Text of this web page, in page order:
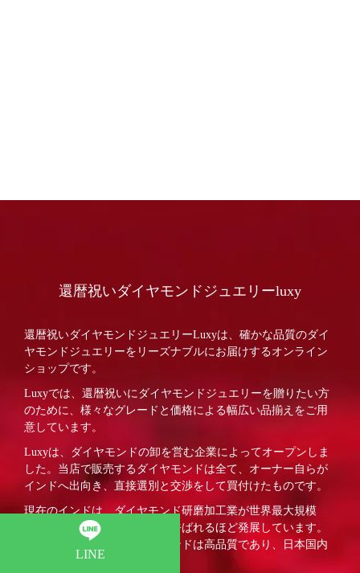
還暦祝いダイヤモンドジュエリーluxy
還暦祝いダイヤモンドジュエリーLuxyは、確かな品質のダイ
ヤモンドジュエリーをリーズナブルにお届けするオンライン
ショップです。
Luxyでは、還暦祝いにダイヤモンドジュエリーを贈りたい方
のために、様々なグレードと価格による幅広い品揃えをご用
意しています。
Luxyは、ダイヤモンドの卸を営む企業によってオープンしま
した。当店で販売するダイヤモンドは全て、オーナー自らが
インドへ出向き、直接選別と交渉をして買付けたものです。
現在のインドは、ダイヤモンド研磨加工業が世界最大規模
で、ダイヤモンドのメッカと呼ばれるほど発展しています。
インドで研磨されたダイヤモンドは高品質であり、日本国内
でも高い評価を得ています。
LINE